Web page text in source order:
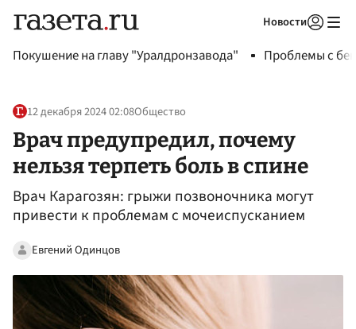
Новости
Покушение на главу "Уралдронзавода" Проблемы с
12 декабря 2024 02:08Общество
Врач предупредил, почему
нельзя терпеть боль в спине
Врач Карагозян: грыжи позвоночника могут
привести к проблемам с мочеиспусканием
Евгений Одинцов